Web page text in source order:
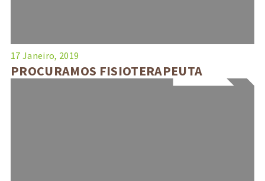
17 Janeiro, 2019
PROCURAMOS FISIOTERAPEUTA